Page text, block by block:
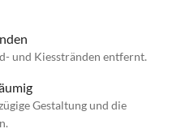
und Kiesstränden entfernt.
Gestaltung und die